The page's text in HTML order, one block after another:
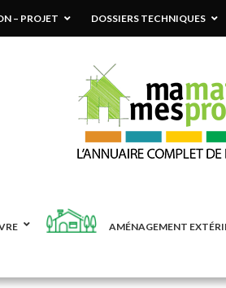
– PROJET DOSSIERS TECHNIQUES
AMÉNAGEMENT